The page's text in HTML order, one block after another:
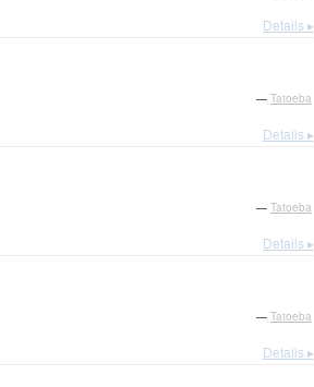
Details ▸
— Tatoeba
Details ▸
— Tatoeba
Details ▸
— Tatoeba
Details ▸